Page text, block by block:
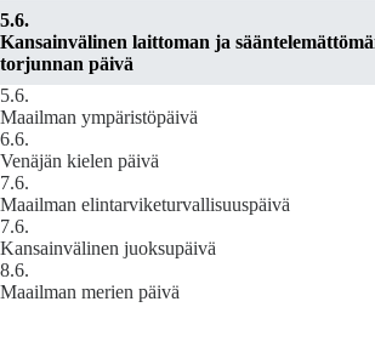
5.6.
Kansainvälinen laittoman ja
torjunnan päivä
5.6.
Maailman ympäristöpäivä
6.6.
Venäjän kielen päivä
7.6.
Maailman elintarviketurvallisuuspäivä
7.6.
Kansainvälinen juoksupäivä
8.6.
Maailman merien päivä